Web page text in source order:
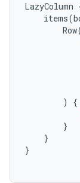
LazyColumn
items(
Row
)
{
}
}
}